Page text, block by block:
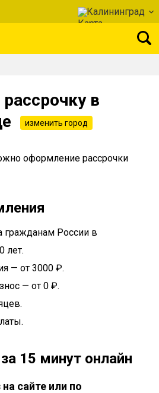
Калининград
в
изменить город
оформление рассрочки
гражданам России в
лет.
— от 3000 ₽.
— от 0 ₽.
15 минут онлайн
сайте или по